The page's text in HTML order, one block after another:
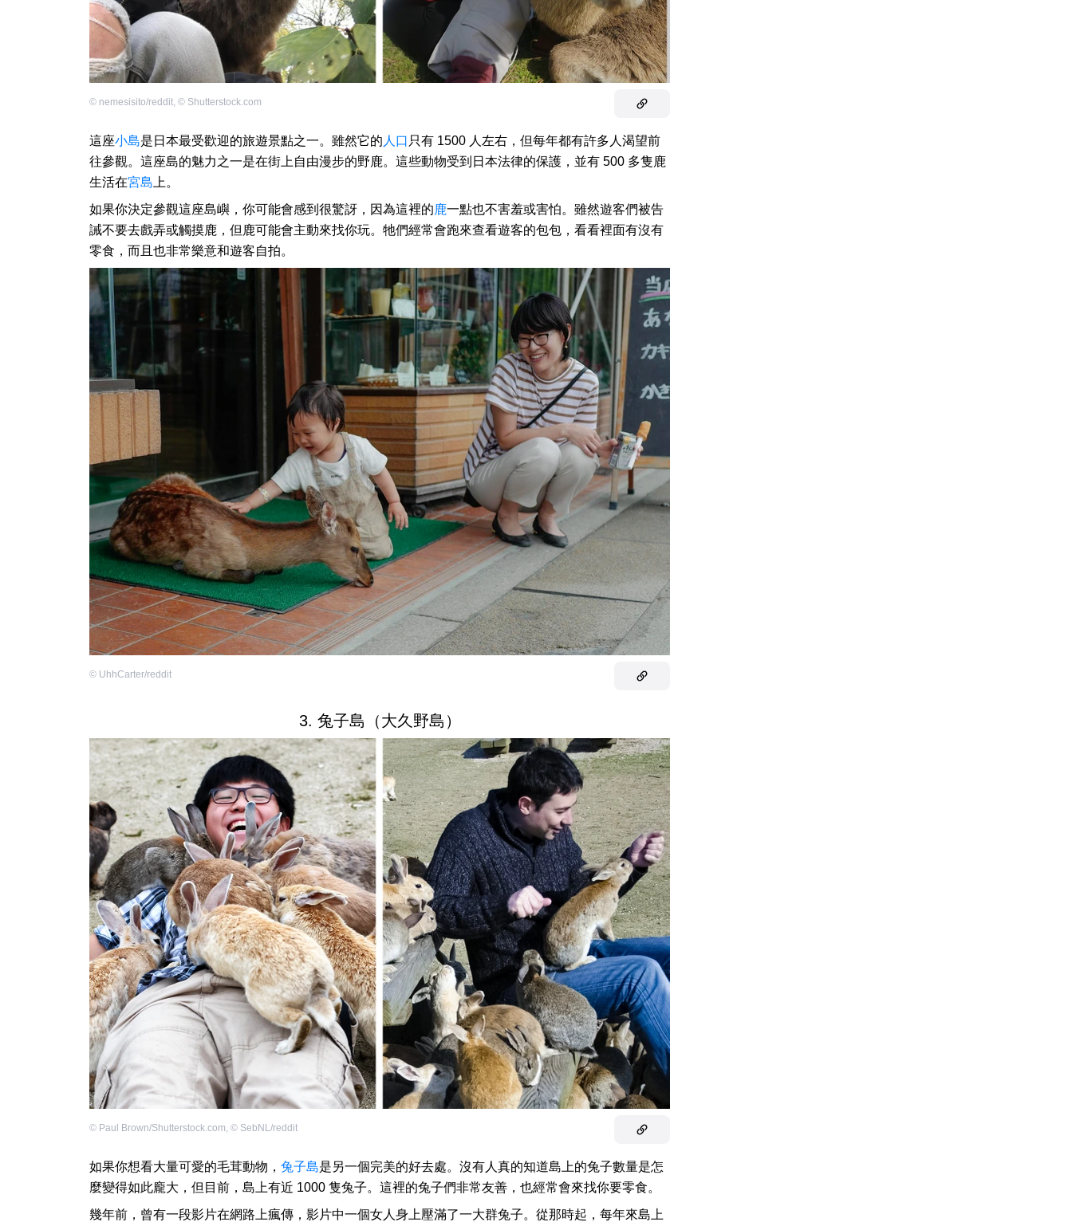
© nemesisito/reddit, © Shutterstock.com
這座小島是日本最受歡迎的旅遊景點之一。雖然它的 人口 只有 1500 人左右，但每年都有許多人渴望前
往參觀。這座島的魅力之一是在街上自由漫步的野鹿。這些動物受到日本法律的保護，並有 500 多隻鹿
生活在宮島 上。
如果你決定參觀這座島嶼，你可能會感到很驚訝，因為這裡的鹿一點也不害羞或害怕。雖然遊客們被告
誡不要去戲弄或觸摸鹿，但鹿可能會主動來找你玩。牠們經常會跑來查看遊客的包包，看看裡面有沒有
零食，而且也非常樂意和遊客自拍。
© UhhCarter/reddit
3. 兔子島（大久野島）
© Paul Brown/Shutterstock.com, © SebNL/reddit
如果你想看大量可愛的毛茸動物， 兔子島是另一個完美的好去處。沒有人真的知道島上的兔子數量是怎
麼變得如此龐大，但目前，島上有近 1000 隻兔子。這裡的兔子們非常友善，也經常會來找你要零食。
幾年前，曾有一段影片在網路上瘋傳，影片中一個女人身上壓滿了一大群兔子。從那時起，每年來島上